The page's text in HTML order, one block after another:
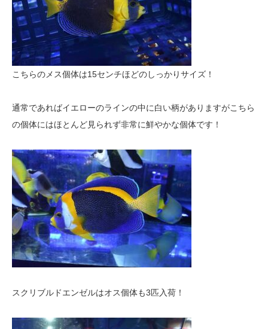
こちらのメス個体は15センチほどのしっかりサイズ！
通常であればイエローのラインの中に白い柄がありますがこちら
の個体にはほとんど見られず非常に鮮やかな個体です！
スクリブルドエンゼルはオス個体も3匹入荷！